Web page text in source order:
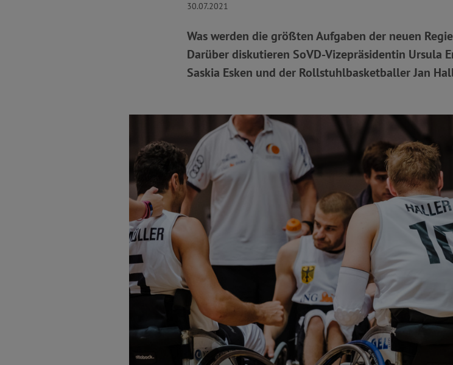
30.07.2021
Was werden die größten Aufgaben der neuen
Darüber diskutieren SoVD-Vizepräsidentin Ursula
Saskia Esken und der Rollstuhlbasketballer Jan